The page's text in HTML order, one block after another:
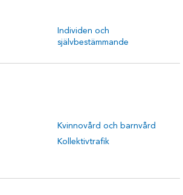
Individen och
självbestämmande
Kvinnovård och barnvård
Kollektivtrafik